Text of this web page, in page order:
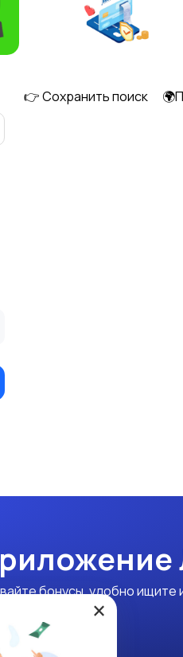
👉 Сохранить поиск
бонусы, удобно
×